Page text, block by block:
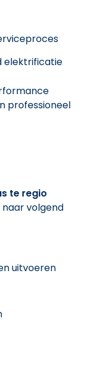
elektrificatie
professioneel
te regio
naar volgend
uitvoeren